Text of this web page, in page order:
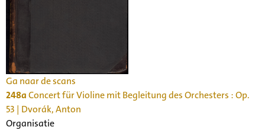
Ga naar de scans
248aConcert für Violine mit Begleitung des Orchesters : Op.
53 | Dvorák, Anton
Organisatie